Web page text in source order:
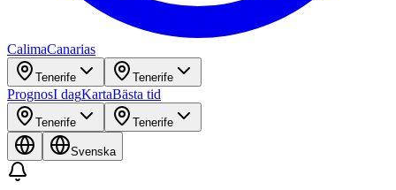
CalimaCanarias
Tenerife Tenerife
PrognosI dagKartaBästa tid
Tenerife Tenerife
Svenska